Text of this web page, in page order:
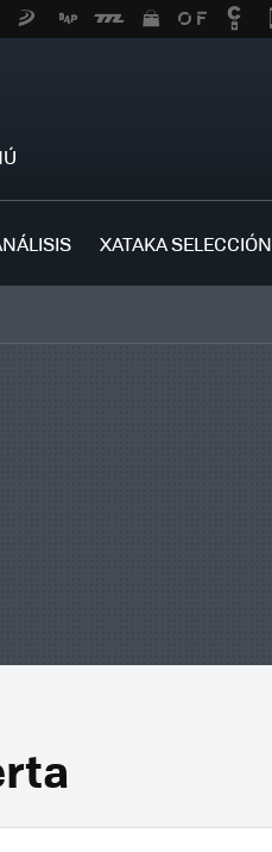
XATAKA SELECCIÓN